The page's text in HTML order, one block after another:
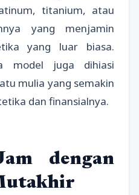
titanium, atau
yang menjamin
yang luar biasa.
model juga dihiasi
mulia yang semakin
dan finansialnya.
dengan